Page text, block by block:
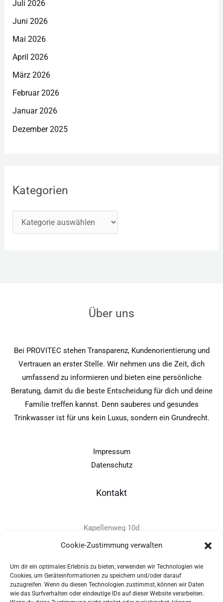
Cookie-Zustimmung verwalten
Um dir ein optimales Erlebnis zu bieten, verwenden wir Technologien wie
Cookies, um Geräteinformationen zu speichern und/oder darauf
zuzugreifen. Wenn du diesen Technologien zustimmst, können wir Daten
wie das Surfverhalten oder eindeutige IDs auf dieser Website verarbeiten.
Juli 2026
Juni 2026
Mai 2026
April 2026
März 2026
Februar 2026
Januar 2026
Dezember 2025
Kategorien
Über uns
Bei PROVITEC stehen Transparenz, Kundenorientierung und
Vertrauen an erster Stelle. Wir nehmen uns die Zeit, dich
umfassend zu informieren und bieten eine persönliche
Beratung, damit du die beste Entscheidung für dich und deine
Familie treffen kannst. Denn sauberes und gesundes
Trinkwasser ist für uns kein Luxus, sondern ein Grundrecht.
Impressum
Datenschutz
Kontakt
Kapellenweg 10d
D-94575 Windorf
+49 - (0)8546 - 97 39 0
info@provitec.de